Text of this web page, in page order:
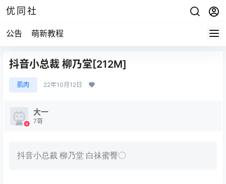
优同社
公告 萌新教程
抖音小总裁 柳乃堂[212M]
肌肉 22年10月12日
大一
7哥
抖音小总裁 柳乃堂 白祙蜜臀〇